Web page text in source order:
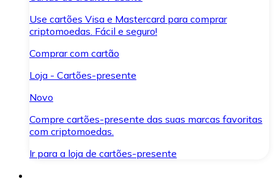
Use cartões Visa e Mastercard para comprar
criptomoedas. Fácil e seguro!
Comprar com cartão
Loja - Cartões-presente
Novo
Compre cartões-presente das suas marcas favoritas
com criptomoedas.
Ir para a loja de cartões-presente